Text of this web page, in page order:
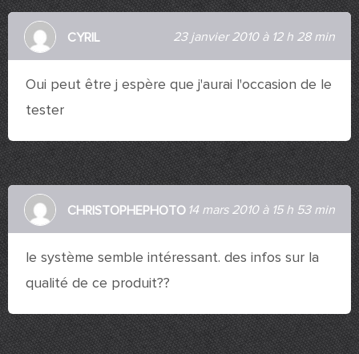
CYRIL 23 janvier 2010 à 12 h 28 min
Oui peut être j espère que j'aurai l'occasion de le
tester
CHRISTOPHEPHOTO 14 mars 2010 à 15 h 53 min
le système semble intéressant. des infos sur la
qualité de ce produit??